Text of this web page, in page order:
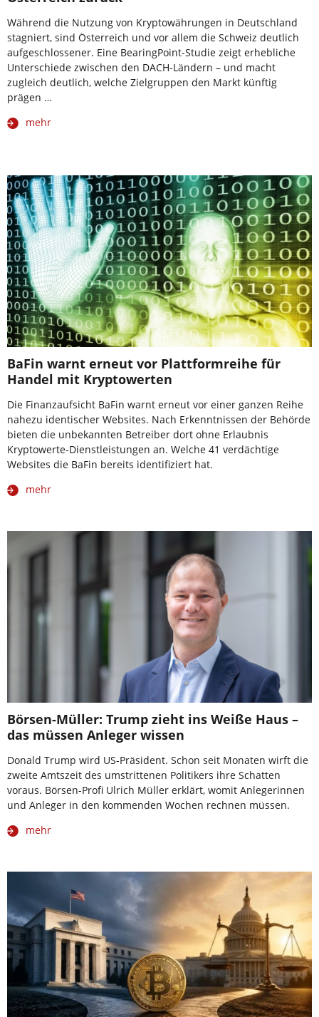
Während die Nutzung von Kryptowährungen in Deutschland
stagniert, sind Österreich und vor allem die Schweiz deutlich
aufgeschlossener. Eine BearingPoint-Studie zeigt erhebliche
Unterschiede zwischen den DACH-Ländern – und macht
zugleich deutlich, welche Zielgruppen den Markt künftig
prägen …
mehr
BaFin warnt erneut vor Plattformreihe für
Handel mit Kryptowerten
Die Finanzaufsicht BaFin warnt erneut vor einer ganzen Reihe
nahezu identischer Websites. Nach Erkenntnissen der Behörde
bieten die unbekannten Betreiber dort ohne Erlaubnis
Kryptowerte-Dienstleistungen an. Welche 41 verdächtige
Websites die BaFin bereits identifiziert hat.
mehr
Börsen-Müller: Trump zieht ins Weiße Haus –
das müssen Anleger wissen
Donald Trump wird US-Präsident. Schon seit Monaten wirft die
zweite Amtszeit des umstrittenen Politikers ihre Schatten
voraus. Börsen-Profi Ulrich Müller erklärt, womit Anlegerinnen
und Anleger in den kommenden Wochen rechnen müssen.
mehr